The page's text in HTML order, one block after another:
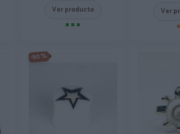
Ver producto Ver
-50%